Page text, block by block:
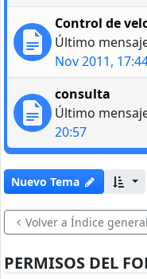
Control de
Último
Nov 2011,
consulta
Último
20:57
Nuevo Tema
Volver a Índice general
PERMISOS DEL